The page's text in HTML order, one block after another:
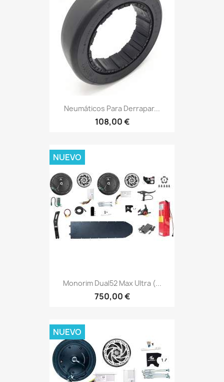
Neumáticos Para Derrapar...
108,00 €
Monorim Dual52 Max Ultra (...
750,00 €
NUEVO
NUEVO